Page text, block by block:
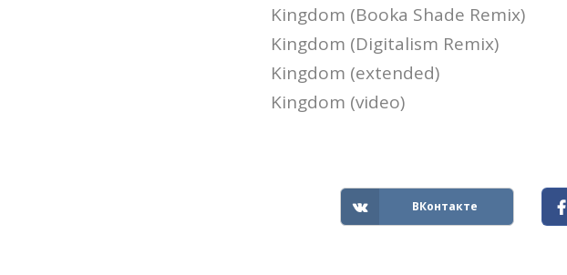
Kingdom (Booka Shade Remix)
Kingdom (Digitalism Remix)
Kingdom (extended)
Kingdom (video)
ВКонтакте